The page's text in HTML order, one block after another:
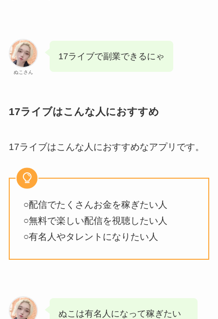
ぬこさん
17ライブで副業できるにゃ
17ライブはこんな人におすすめ
17ライブはこんな人におすすめなアプリです。
○配信でたくさんお金を稼ぎたい人
○無料で楽しい配信を視聴したい人
○有名人やタレントになりたい人
ぬこは有名人になって稼ぎたい